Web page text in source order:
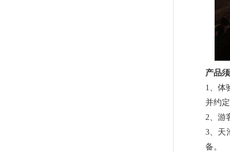
产品
1、体
并约
2、游
3、天
备。